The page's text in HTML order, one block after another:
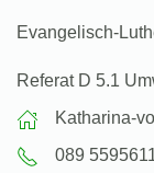
Evangelisch-
Referat D 5.1
Katharina-
089